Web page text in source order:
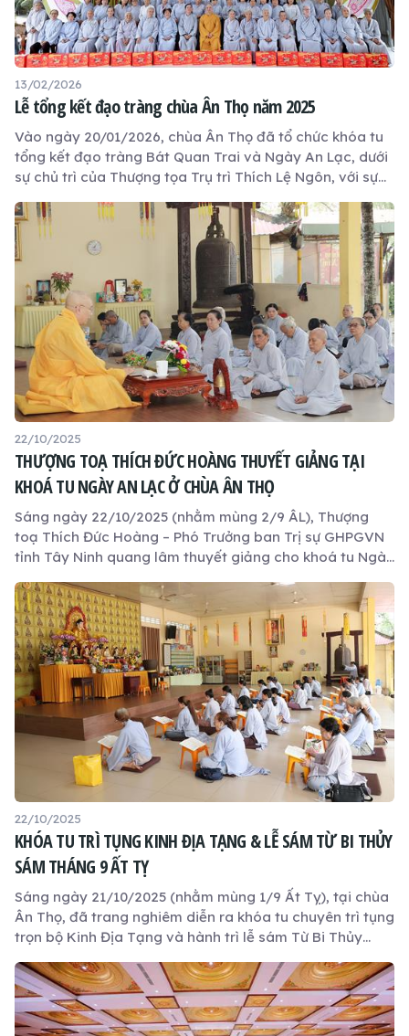
13/02/2026
Lễ tổng kết đạo tràng chùa Ân Thọ năm 2025
Vào ngày 20/01/2026, chùa Ân Thọ đã tổ chức khóa tu
tổng kết đạo tràng Bát Quan Trai và Ngày An Lạc, dưới
sự chủ trì của Thượng tọa Trụ trì Thích Lệ Ngôn, với sự
22/10/2025
THƯỢNG TOẠ THÍCH ĐỨC HOÀNG THUYẾT GIẢNG TẠI
KHOÁ TU NGÀY AN LẠC Ở CHÙA ÂN THỌ
Sáng ngày 22/10/2025 (nhằm mùng 2/9 ÂL), Thượng
toạ Thích Đức Hoàng – Phó Trưởng ban Trị sự GHPGVN
tỉnh Tây Ninh quang lâm thuyết giảng cho khoá tu Ngày
22/10/2025
KHÓA TU TRÌ TỤNG KINH ĐỊA TẠNG & LỄ SÁM TỪ BI THỦY
SÁM THÁNG 9 ẤT TỴ
Sáng ngày 21/10/2025 (nhằm mùng 1/9 Ất Tỵ), tại chùa
Ân Thọ, đã trang nghiêm diễn ra khóa tu chuyên trì tụng
trọn bộ Kinh Địa Tạng và hành trì lễ sám Từ Bi Thủy